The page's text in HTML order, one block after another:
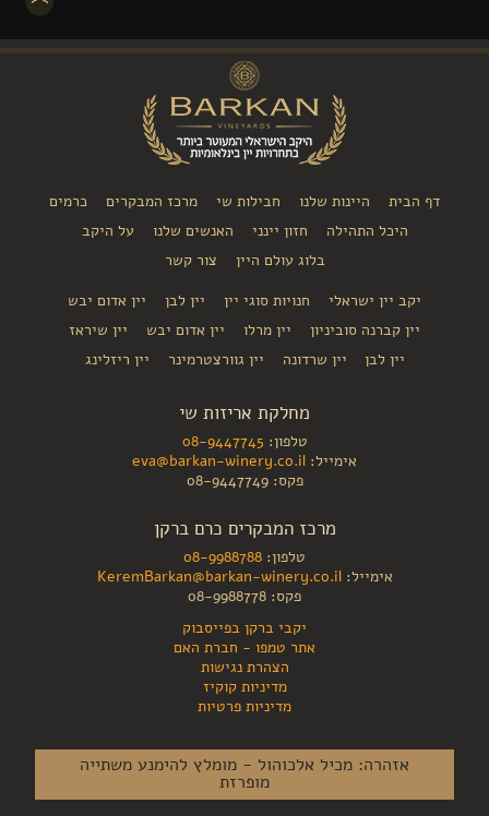
דף הבית היינות שלנו חבילות שי מרכז המבקרים
כרמים
היכל התהילה
חזון יינני האנשים שלנו
על היקב
בלוג עולם היין
צור קשר
יקב יין ישראלי
חנויות סוגי יין יין לבן
יין אדום יבש
יין קברנה סוביניון
יין מרלו יין אדום יבש
יין שיראז
יין לבן
יין שרדונה יין גוורצטרמינר יין ריזלינג
מחלקת אריזות שי
טלפון: 08-9447745
אימייל: eva@barkan-winery.co.il
פקס: 08-9447749
מרכז המבקרים כרם ברקן
טלפון: 08-9988788
אימייל:KeremBarkan@barkan-winery.co.il
פקס: 08-9988778
יקבי ברקן בפייסבוק
אתר טמפו - חברת האם
הצהרת נגישות
מדיניות קוקיז
מדיניות פרטיות
אזהרה: מכיל אלכוהול - מומלץ להימנע משתייה
מופרזת